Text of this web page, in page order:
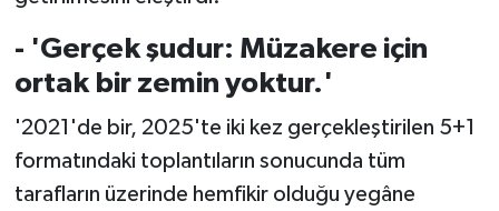
- 'Gerçek şudur: Müzakere için
ortak bir zemin yoktur.'
'2021'de bir, 2025'te iki kez gerçekleştirilen 5+1
formatındaki toplantıların sonucunda tüm
tarafların üzerinde hemfikir olduğu yegâne